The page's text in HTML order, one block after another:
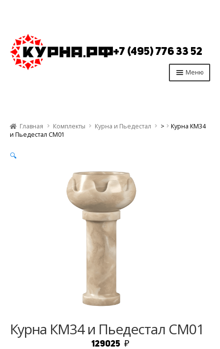
Перейти
к
навигации
Перейти
к
содержимому
+7 (495) 776 33 52
Меню
Производство
Главная Комплекты Курна и Пьедестал >
Курна КМ34
и Пьедестал СМ01
🔍
Курна КМ34 и Пьедестал СМ01
129025 ₽